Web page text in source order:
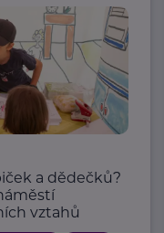
a dědečků?
vztahů